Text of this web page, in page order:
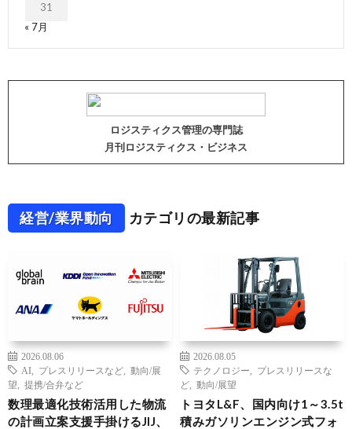
31
« 7月
ロジスティクス管理の専門誌
月刊ロジスティクス・ビジネス
経営/業界動向 カテゴリの最新記事
2026.08.06
AI
プレスリリースなど
動向/展
望
提携/合弁など
数理最適化技術活用した物流
の計画立案支援手掛けるJIJ、
2026.08.05
テクノロジー
プレスリリースな
ど
動向/展望
トヨタL&F、国内向け1～3.5t
積みガソリンエンジン式フォ